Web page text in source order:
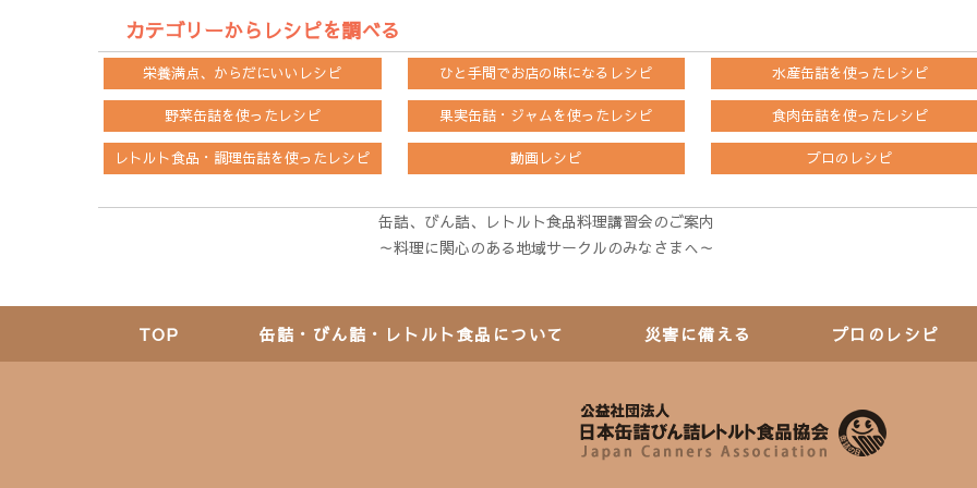
カテゴリーからレシピを調べる
栄養満点、からだにいいレシピ ひと手間でお店の味になるレシピ 水産缶詰を使ったレシピ
野菜缶詰を使ったレシピ 果実缶詰・ジャムを使ったレシピ 食肉缶詰を使ったレシピ
レトルト食品・調理缶詰を使ったレシピ 動画レシピ プロのレシピ
缶詰、びん詰、レトルト食品料理講習会のご案内
～料理に関心のある地域サークルのみなさまへ～
TOP 缶詰・びん詰・レトルト食品について 災害に備える プロのレシピ